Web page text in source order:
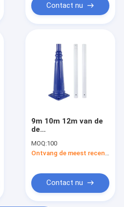
de Huisverlichting
Contact nu
9m 10m 12m van de
de
van het Staalteken
de Tuin van Pool met
MOQ:100
Contact nu